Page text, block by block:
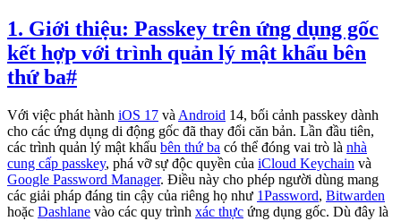
1. Giới thiệu: Passkey trên ứng dụng gốc
kết hợp với trình quản lý mật khẩu bên
thứ ba#
Với việc phát hành iOS 17 và Android 14, bối cảnh passkey dành
cho các ứng dụng di động gốc đã thay đổi căn bản. Lần đầu tiên,
các trình quản lý mật khẩu bên thứ ba có thể đóng vai trò là nhà
cung cấp passkey, phá vỡ sự độc quyền của iCloud Keychain và
Google Password Manager. Điều này cho phép người dùng mang
các giải pháp đáng tin cậy của riêng họ như 1Password, Bitwarden
hoặc Dashlane vào các quy trình xác thực ứng dụng gốc. Dù đây là